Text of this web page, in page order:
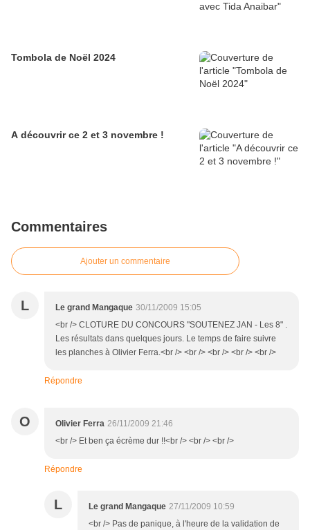
Tombola de Noël 2024
A découvrir ce 2 et 3 novembre !
Commentaires
Ajouter un commentaire
L Le grand Mangaque 30/11/2009 15:05
<br /> CLOTURE DU CONCOURS "SOUTENEZ JAN - Les 8" .
Les résultats dans quelques jours. Le temps de faire suivre
les planches à Olivier Ferra.<br /> <br /> <br /> <br /> <br />
Répondre
O Olivier Ferra 26/11/2009 21:46
<br /> Et ben ça écrème dur !!<br /> <br /> <br />
Répondre
L Le grand Mangaque 27/11/2009 10:59
<br /> Pas de panique, à l'heure de la validation de